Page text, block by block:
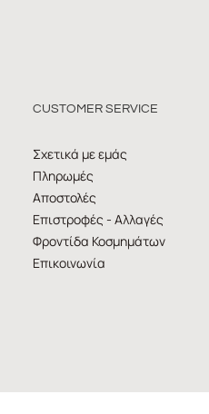
CUSTOMER SERVICE
Σχετικά με εμάς
Πληρωμές
Αποστολές
Επιστροφές - Αλλαγές
Φροντίδα Κοσμημάτων
Επικοινωνία